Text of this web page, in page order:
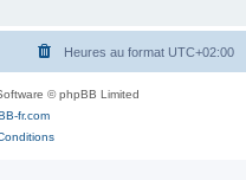
Heures au format UTC+02:00
© phpBB Limited
fr.com